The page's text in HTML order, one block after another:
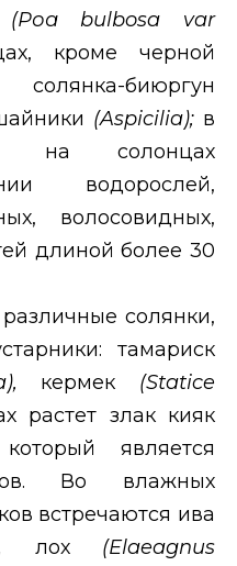
(Роа bulbosa
var
кроме черной
биюргун
(Aspicilia); в
на солонцах
водорослей,
волосовидных,
длиной более 30
солянки,
тамариск
), кермек (Statice
растет злак кияк
который является
Во влажных
встречаются ива
лох (Elaeagnus